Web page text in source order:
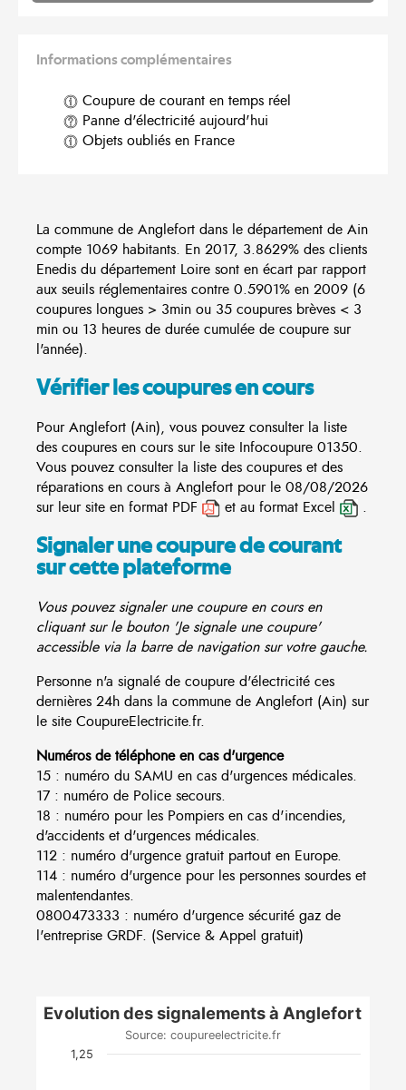
Informations complémentaires
Coupure de courant en temps réel
Panne d'électricité aujourd'hui
Objets oubliés en France
La commune de Anglefort dans le département de Ain
compte 1069 habitants. En 2017, 3.8629% des clients
Enedis du département Loire sont en écart par rapport
aux seuils réglementaires contre 0.5901% en 2009 (6
coupures longues > 3min ou 35 coupures brèves < 3
min ou 13 heures de durée cumulée de coupure sur
l'année).
Vérifier les coupures en cours
Pour Anglefort (Ain), vous pouvez consulter la liste
des coupures en cours sur le site Infocoupure 01350.
Vous pouvez consulter la liste des coupures et des
réparations en cours à Anglefort pour le 08/08/2026
sur leur site en format PDF
et au format Excel .
Signaler une coupure de courant
sur cette plateforme
Vous pouvez signaler une coupure en cours en
cliquant sur le bouton 'Je signale une coupure'
accessible via la barre de navigation sur votre gauche.
Personne n'a signalé de coupure d'électricité ces
dernières 24h dans la commune de Anglefort (Ain) sur
le site CoupureElectricite.fr.
Numéros de téléphone en cas d'urgence
15 : numéro du SAMU en cas d'urgences médicales.
17 : numéro de Police secours.
18 : numéro pour les Pompiers en cas d'incendies,
d'accidents et d'urgences médicales.
112 : numéro d'urgence gratuit partout en Europe.
114 : numéro d'urgence pour les personnes sourdes et
malentendantes.
0800473333 : numéro d'urgence sécurité gaz de
l'entreprise GRDF. (Service & Appel gratuit)
Evolution des signalements à Anglefort
Source: coupureelectricite.fr
1,25